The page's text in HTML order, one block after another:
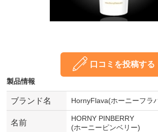
口コミを投稿する
製品情報
ブランド名 HornyFlava(ホーニーフラ
名前
HORNY PINBERRY
(ホーニーピンベリー)